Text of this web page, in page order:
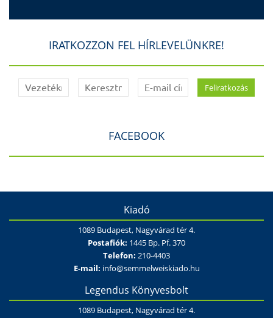
IRATKOZZON FEL HÍRLEVELÜNKRE!
FACEBOOK
Kiadó
1089 Budapest, Nagyvárad tér 4.
Postafiók: 1445 Bp. Pf. 370
Telefon: 210-4403
E-mail: info@semmelweiskiado.hu
Legendus Könyvesbolt
1089 Budapest, Nagyvárad tér 4.